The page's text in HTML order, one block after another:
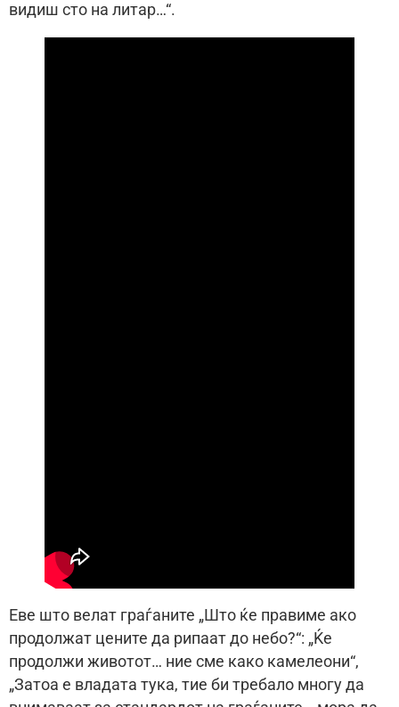
видиш сто на литар…“.
⁠Еве што велат граѓаните „Што ќе правиме ако
продолжат цените да рипаат до небо?“: „Ќе
продолжи животот… ние сме како камелеони“,
„Затоа е владата тука, тие би требало многу да